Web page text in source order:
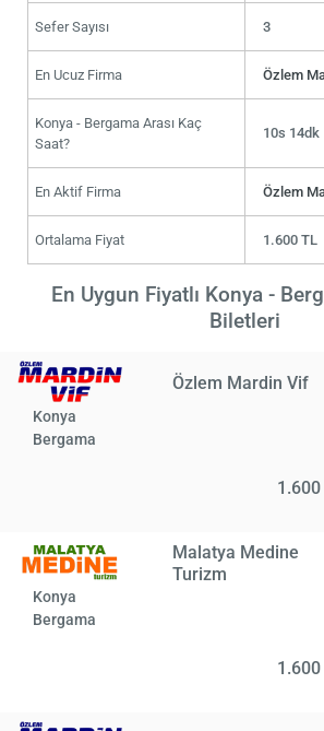
Sefer Sayısı 3
En Ucuz Firma Özlem
Konya - Bergama Arası Kaç
Saat?
10s 14dk
En Aktif Firma Özlem
Ortalama Fiyat 1.600 TL
En Uygun Fiyatlı Konya -
Biletleri
Özlem Mardin Vif
Konya
Bergama
Malatya Medine
Turizm
Konya
Bergama